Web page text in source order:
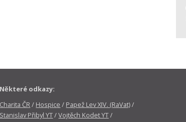
Některé odkazy:
Charita ČR / Hospice / Papež Lev XIV. (RaVat)/
Stanislav Přibyl YT/Vojtěch Kodet YT/